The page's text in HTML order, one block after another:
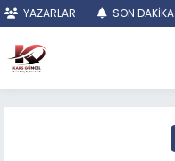
YAZARLAR SON DAKİKA